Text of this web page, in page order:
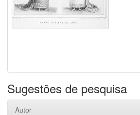
Sugestões de pesquisa
Autor